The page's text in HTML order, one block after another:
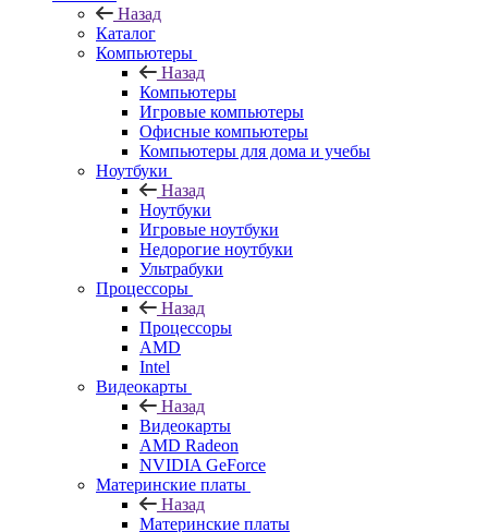
Назад
Каталог
Компьютеры
Назад
Компьютеры
Игровые компьютеры
Офисные компьютеры
Компьютеры для дома и учебы
Ноутбуки
Назад
Ноутбуки
Игровые ноутбуки
Недорогие ноутбуки
Ультрабуки
Процессоры
Назад
Процессоры
AMD
Intel
Видеокарты
Назад
Видеокарты
AMD Radeon
NVIDIA GeForce
Материнские платы
Назад
Материнские платы